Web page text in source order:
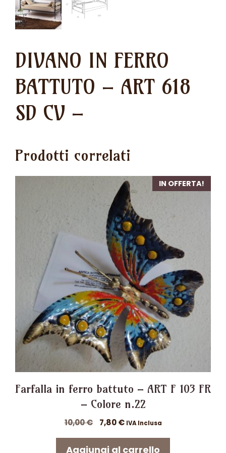
DIVANO IN FERRO
BATTUTO – ART 618
SD CV –
Prodotti correlati
IN OFFERTA!
Farfalla in ferro battuto – ART F 103 FR
– Colore n.22
10,00€
Il
originale
7,80€Il
attuale
IVA Inclusa
Aggiungi al carrello